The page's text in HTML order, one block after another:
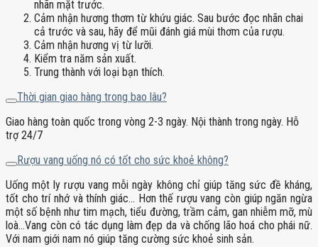
nhãn mặt trước.
Cảm nhận hương thơm từ khứu giác. Sau bước đọc nhãn chai
cả trước và sau, hãy để mũi đánh giá mùi thơm của rượu.
Cảm nhận hương vị từ lưỡi.
Kiểm tra năm sản xuất.
Trung thành với loại bạn thích.
Thời gian giao hàng trong bao lâu?
Giao hàng toàn quốc trong vòng 2-3 ngày. Nội thành trong ngày. Hỗ
trợ 24/7
Rượu vang uống nó có tốt cho sức khoẻ không?
Uống một ly rượu vang mỗi ngày không chỉ giúp tăng sức đề kháng,
tốt cho trí nhớ và thính giác… Hơn thế rượu vang còn giúp ngăn ngừa
một số bệnh như tim mạch, tiểu đường, trầm cảm, gan nhiễm mỡ, mù
loà…Vang còn có tác dụng làm đẹp da và chống lão hoá cho phái nữ.
Với nam giới nam nó giúp tăng cường sức khoẻ sinh sản.